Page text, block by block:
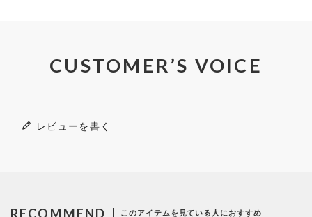
CUSTOMER’S VOICE
レビューを書く
RECOMMEND このアイテムを見ている人におすすめ